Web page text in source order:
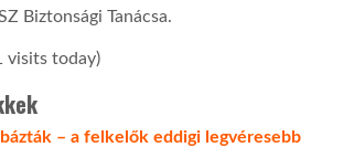
Biztonsági Tanácsa.
visits today)
– a felkelők eddigi legvéresebb